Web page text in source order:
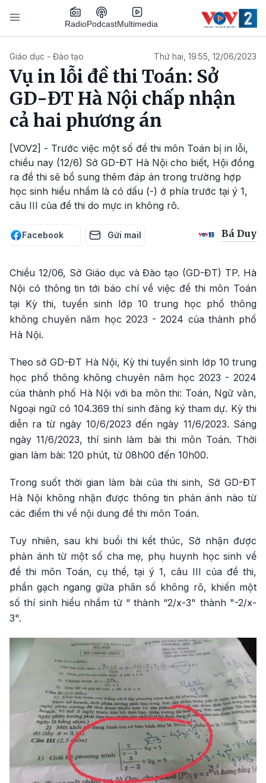
Nhảy đến nội dung
RadioPodcastMultimedia
Giáo dục - Đào tạo Thứ hai, 19:55, 12/06/2023
Vụ in lỗi đề thi Toán: Sở
GD-ĐT Hà Nội chấp nhận
cả hai phương án
[VOV2] - Trước việc một số đề thi môn Toán bị in lỗi,
chiều nay (12/6) Sở GD-ĐT Hà Nội cho biết, Hội đồng
ra đề thi sẽ bổ sung thêm đáp án trong trường hợp
học sinh hiểu nhầm là có dấu (-) ở phía trước tại ý 1,
câu III của đề thi do mực in không rõ.
Facebook Gửi mail Bá Duy
Chiều 12/06, Sở Giáo dục và Đào tạo (GD-ĐT) TP. Hà
Nội có thông tin tới báo chí về việc đề thi môn Toán
tại Kỳ thi, tuyển sinh lớp 10 trung học phổ thông
không chuyên năm học 2023 - 2024 của thành phố
Hà Nội.
Theo sở GD-ĐT Hà Nội, Kỳ thi tuyển sinh lớp 10 trung
học phổ thông không chuyên năm học 2023 - 2024
của thành phố Hà Nội với ba môn thi: Toán, Ngữ văn,
Ngoại ngữ có 104.369 thí sinh đăng ký tham dự. Kỳ thi
diễn ra từ ngày 10/6/2023 đến ngày 11/6/2023. Sáng
ngày 11/6/2023, thí sinh làm bài thi môn Toán. Thời
gian làm bài: 120 phút, từ 08h00 đến 10h00.
Trong suốt thời gian làm bài của thi sinh, Sở GD-ĐT
Hà Nội không nhận được thông tin phản ánh nào từ
các điểm thi về nội dung đề thi môn Toán.
Tuy nhiên, sau khi buổi thi kết thúc, Sở nhận được
phản ánh từ một số cha mẹ, phụ huynh học sinh về
đề thi môn Toán, cụ thể, tại ý 1, câu III của đề thi,
phần gạch ngang giữa phân số không rõ, khiến một
số thí sinh hiểu nhầm từ “ thành “2/x-3" thành "-2/x-
3".